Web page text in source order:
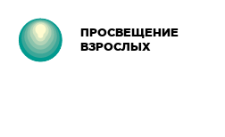
ПРОСВЕЩЕНИЕ
ВЗРОСЛЫХ